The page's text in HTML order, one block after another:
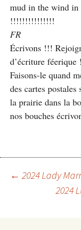
mud in the wind in
!!!!!!!!!!!!!!!
FR
Écrivons !!!
d’écriture
Faisons-le quand
des cartes postales
la prairie dans la
nos bouches
Post
← 2024 Lady
2024